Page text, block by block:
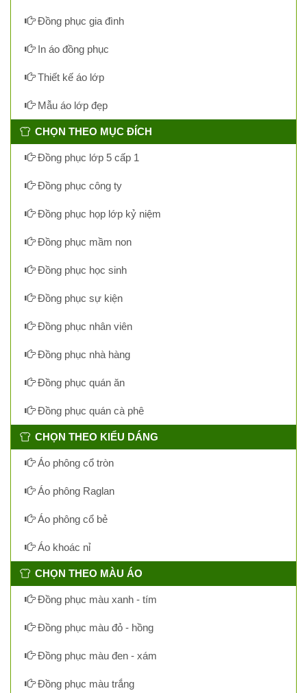
Đồng phục gia đình
In áo đồng phục
Thiết kế áo lớp
Mẫu áo lớp đẹp
CHỌN THEO MỤC ĐÍCH
Đồng phục lớp 5 cấp 1
Đồng phục công ty
Đồng phục họp lớp kỷ niệm
Đồng phục mầm non
Đồng phục học sinh
Đồng phục sự kiện
Đồng phục nhân viên
Đồng phục nhà hàng
Đồng phục quán ăn
Đồng phục quán cà phê
CHỌN THEO KIỂU DÁNG
Áo phông cổ tròn
Áo phông Raglan
Áo phông cổ bẻ
Áo khoác nỉ
CHỌN THEO MÀU ÁO
Đồng phục màu xanh - tím
Đồng phục màu đỏ - hồng
Đồng phục màu đen - xám
Đồng phục màu trắng